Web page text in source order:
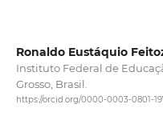
Ronaldo Eustáquio
Instituto Federal de
Grosso, Brasil.
https://orcid.org/0000-0003-0801-